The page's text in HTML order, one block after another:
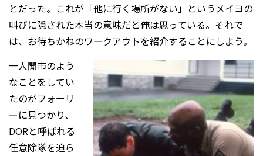
とだった。これが「他に行く場所がない」というメイヨの
叫びに隠された本当の意味だと俺は思っている。それで
は、お待ちかねのワークアウトを紹介することにしよう。
一人闇市のよう
なことをしてい
たのがフォーリ
ーに見つかり、
DORと呼ばれる
任意除隊を迫ら